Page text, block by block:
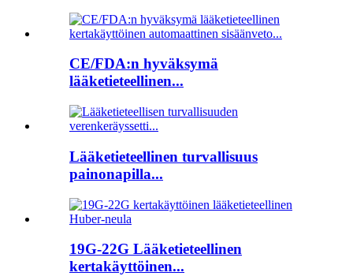
CE/FDA:n hyväksymä
lääketieteellinen...
Lääketieteellinen turvallisuus
painonapilla...
19G-22G Lääketieteellinen
kertakäyttöinen...